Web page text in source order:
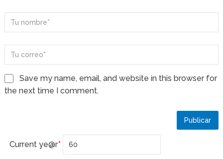
Save my name, email, and website in this browser for
the next time I comment.
Current ye@r*